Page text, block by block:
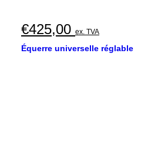
€425,00 ex. TVA
Équerre universelle réglable